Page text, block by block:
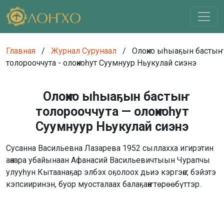
Главная / Журнал Сурунаал /
Олоҥхо ыһыаҕын бастыҥ
толорооччута - олоҥхоһут Суумнуур Ньукулай сиэнэ
Олоҥхо ыһыаҕын бастыҥ
толорооччута — олоҥхоһут
Суумнуур Ньукулай сиэнэ
Сусанна Васильевна Лазарева 1952 сыллахха игирэтин
аҥаара убайынаан Афанасий Васильевичтыын Чурапчы
улууһун Кытаанаҕар элбэх оҕолоох дьиэ кэргэҥҥэ, бэйэтэ
кэпсииринэн, буор муосталаах балаҕаҥҥа төрөөбүттэр.